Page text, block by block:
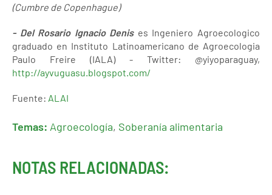
(Cumbre de Copenhague)
- Del Rosario Ignacio Denis es Ingeniero Agroecologico
graduado en Instituto Latinoamericano de Agroecologia
Paulo Freire (IALA) - Twitter: @yiyoparaguay,
http://ayvuguasu.blogspot.com/
Fuente: ALAI
Temas: Agroecología, Soberanía alimentaria
NOTAS RELACIONADAS: